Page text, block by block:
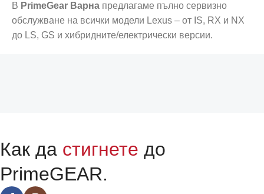
В PrimeGear Варна предлагаме пълно сервизно
обслужване на всички модели Lexus – от IS, RX и NX
до LS, GS и хибридните/електрически версии.
Как да стигнете до
PrimeGEAR.